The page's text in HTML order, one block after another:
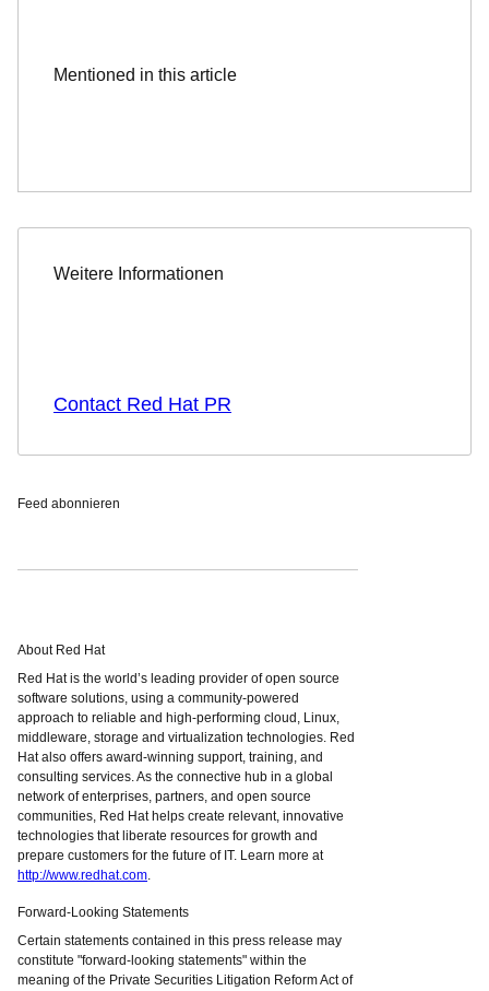
Mentioned in this article
Weitere Informationen
Contact Red Hat PR
Feed abonnieren
About Red Hat
Red Hat is the world’s leading provider of open source
software solutions, using a community-powered
approach to reliable and high-performing cloud, Linux,
middleware, storage and virtualization technologies. Red
Hat also offers award-winning support, training, and
consulting services. As the connective hub in a global
network of enterprises, partners, and open source
communities, Red Hat helps create relevant, innovative
technologies that liberate resources for growth and
prepare customers for the future of IT. Learn more at
http://www.redhat.com.
Forward-Looking Statements
Certain statements contained in this press release may
constitute "forward-looking statements" within the
meaning of the Private Securities Litigation Reform Act of